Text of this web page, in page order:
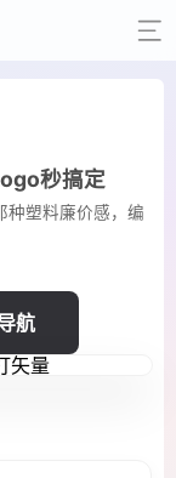
秒搞定
种塑料廉价感，编
航